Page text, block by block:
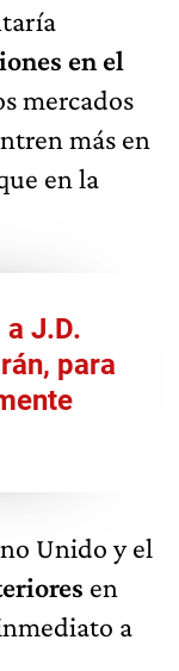
en el
mercados
más en
en la
J.D.
para
Unido y el
en
a